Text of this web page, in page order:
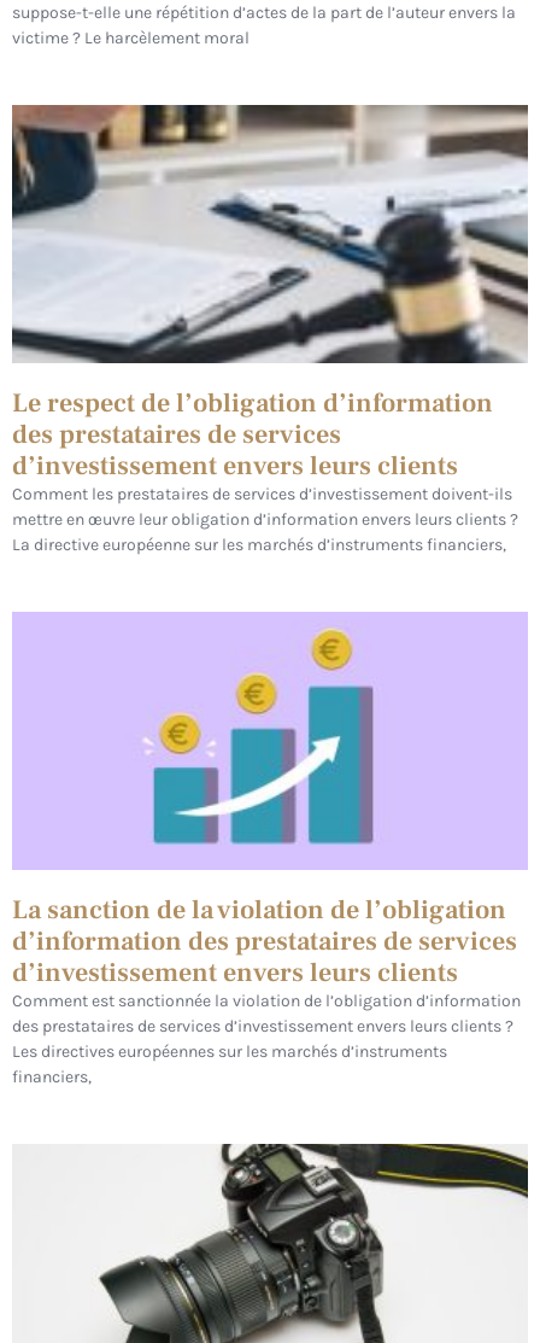
suppose-t-elle une répétition d’actes de la part de l’auteur envers la
victime ? Le harcèlement moral
Le respect de l’obligation d’information
des prestataires de services
d’investissement envers leurs clients
Comment les prestataires de services d’investissement doivent-ils
mettre en œuvre leur obligation d’information envers leurs clients ?
La directive européenne sur les marchés d’instruments financiers,
La sanction de la violation de l’obligation
d’information des prestataires de services
d’investissement envers leurs clients
Comment est sanctionnée la violation de l’obligation d’information
des prestataires de services d’investissement envers leurs clients ?
Les directives européennes sur les marchés d’instruments
financiers,